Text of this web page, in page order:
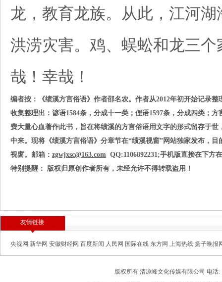
龙，教育龙族。从此，江河
洪涝灾害。鸡、蜈蚣和龙三
哉！幸哉！
编者按：《绩溪方言俗语》作者邵名农。作者从2012年初开始记录整
收集整理出：谚语1584条，分成十一类；俚语1597条，分成四类；方
费大量心血著作此书，旨在将绩溪的方言俗语用文字的形式留存于
中来。现将《绩溪方言俗语》分章节在“绩溪视窗”网站独家发布，
视窗。邮箱： zgwjxsc@163.com QQ:1106892231;手机版直接在下方
特别提醒： 版权归原创作者所有，未经允许不得转载盗用！
友情链接
央视网 新华网 安徽财经网 百度新闻 人民网 国际在线 东方网 上海热线 扬子晚报
版权所有 清凉峰文化传媒有限公司 电话: